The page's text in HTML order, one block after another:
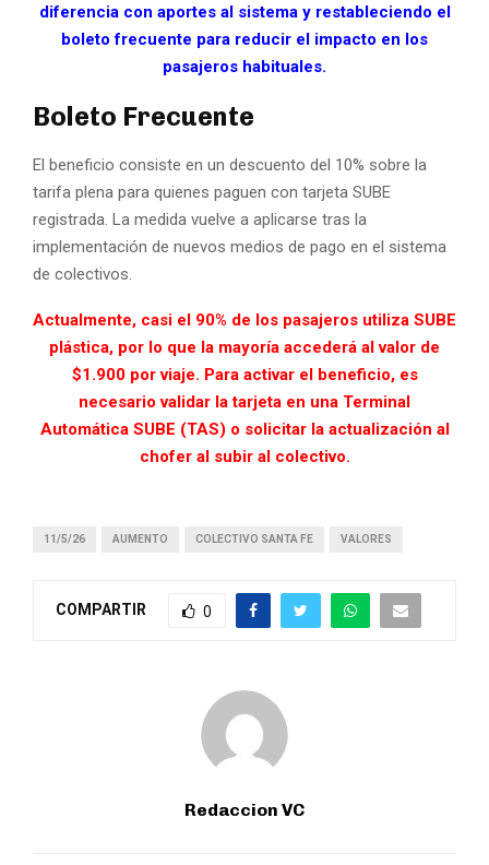
diferencia con aportes al sistema y restableciendo el
boleto frecuente para reducir el impacto en los
pasajeros habituales.
Boleto Frecuente
El beneficio consiste en un descuento del 10% sobre la
tarifa plena para quienes paguen con tarjeta SUBE
registrada. La medida vuelve a aplicarse tras la
implementación de nuevos medios de pago en el sistema
de colectivos.
Actualmente, casi el 90% de los pasajeros utiliza SUBE
plástica, por lo que la mayoría accederá al valor de
$1.900 por viaje. Para activar el beneficio, es
necesario validar la tarjeta en una Terminal
Automática SUBE (TAS) o solicitar la actualización al
chofer al subir al colectivo.
11/5/26 AUMENTO COLECTIVO SANTA FE VALORES
COMPARTIR 0
Redaccion VC